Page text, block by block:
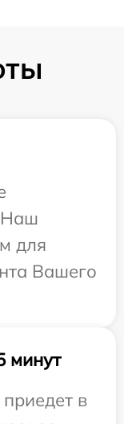
Наш
для
Вашего
минут
в